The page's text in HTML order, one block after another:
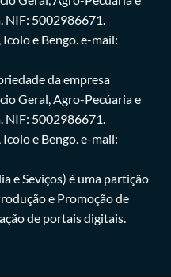
NIF: 5002986671.
e Bengo. e-mail:
da empresa
Geral, Agro-Pecúaria e
NIF: 5002986671.
e Bengo. e-mail:
e Seviços) é uma partição
e Promoção de
de portais digitais.